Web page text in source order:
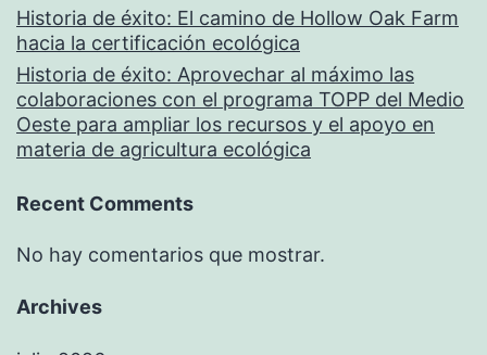
Historia de éxito: El camino de Hollow Oak Farm
hacia la certificación ecológica
Historia de éxito: Aprovechar al máximo las
colaboraciones con el programa TOPP del Medio
Oeste para ampliar los recursos y el apoyo en
materia de agricultura ecológica
Recent Comments
No hay comentarios que mostrar.
Archives